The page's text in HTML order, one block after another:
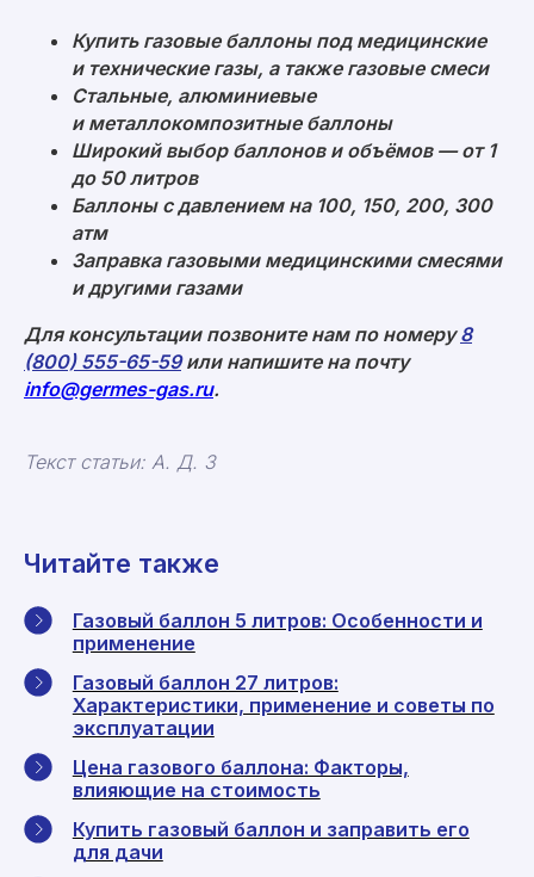
Купить газовые баллоны под медицинские
и технические газы, а также газовые смеси
Стальные, алюминиевые
и металлокомпозитные баллоны
Широкий выбор баллонов и объёмов — от 1
до 50 литров
Баллоны с давлением на 100, 150, 200, 300
атм
Заправка газовыми медицинскими смесями
и другими газами
Для консультации позвоните нам по номеру8
(800) 555-65-59или напишите на почту
info@germes-gas.ru.
Текст статьи: А. Д. З
Читайте также
Газовый баллон 5 литров: Особенности и
применение
Газовый баллон 27 литров:
Характеристики, применение и советы по
эксплуатации
Цена газового баллона: Факторы,
влияющие на стоимость
Купить газовый баллон и заправить его
для дачи
пн-пт 09:00-18:00
© 2008–2026 «Гермес-газ»
Согласие на обработку персональных данных
Политика конфиденциальности